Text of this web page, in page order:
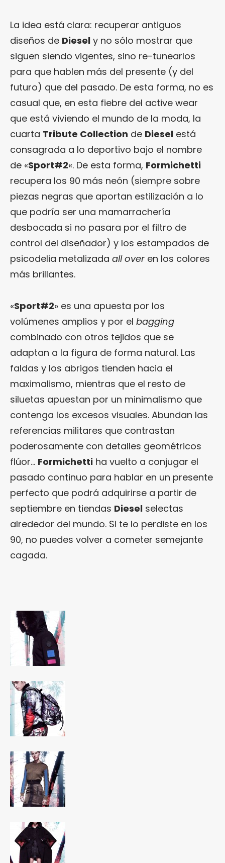
La idea está clara: recuperar antiguos
diseños de Diesel y no sólo mostrar que
siguen siendo vigentes, sino re-tunearlos
para que hablen más del presente (y del
futuro) que del pasado. De esta forma, no es
casual que, en esta fiebre del active wear
que está viviendo el mundo de la moda, la
cuarta Tribute Collection de Diesel está
consagrada a lo deportivo bajo el nombre
de «Sport#2«. De esta forma, Formichetti
recupera los 90 más neón (siempre sobre
piezas negras que aportan estilización a lo
que podría ser una mamarrachería
desbocada si no pasara por el filtro de
control del diseñador) y los estampados de
psicodelia metalizada all over en los colores
más brillantes.
«Sport#2» es una apuesta por los
volúmenes amplios y por el bagging
combinado con otros tejidos que se
adaptan a la figura de forma natural. Las
faldas y los abrigos tienden hacia el
maximalismo, mientras que el resto de
siluetas apuestan por un minimalismo que
contenga los excesos visuales. Abundan las
referencias militares que contrastan
poderosamente con detalles geométricos
flúor… Formichetti ha vuelto a conjugar el
pasado continuo para hablar en un presente
perfecto que podrá adquirirse a partir de
septiembre en tiendas Diesel selectas
alrededor del mundo. Si te lo perdiste en los
90, no puedes volver a cometer semejante
cagada.